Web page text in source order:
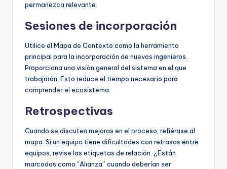
permanezca relevante.
Sesiones de incorporación
Utilice el Mapa de Contexto como la herramienta
principal para la incorporación de nuevos ingenieros.
Proporciona una visión general del sistema en el que
trabajarán. Esto reduce el tiempo necesario para
comprender el ecosistema.
Retrospectivas
Cuando se discuten mejoras en el proceso, refiérase al
mapa. Si un equipo tiene dificultades con retrasos entre
equipos, revise las etiquetas de relación. ¿Están
marcadas como “Alianza” cuando deberían ser